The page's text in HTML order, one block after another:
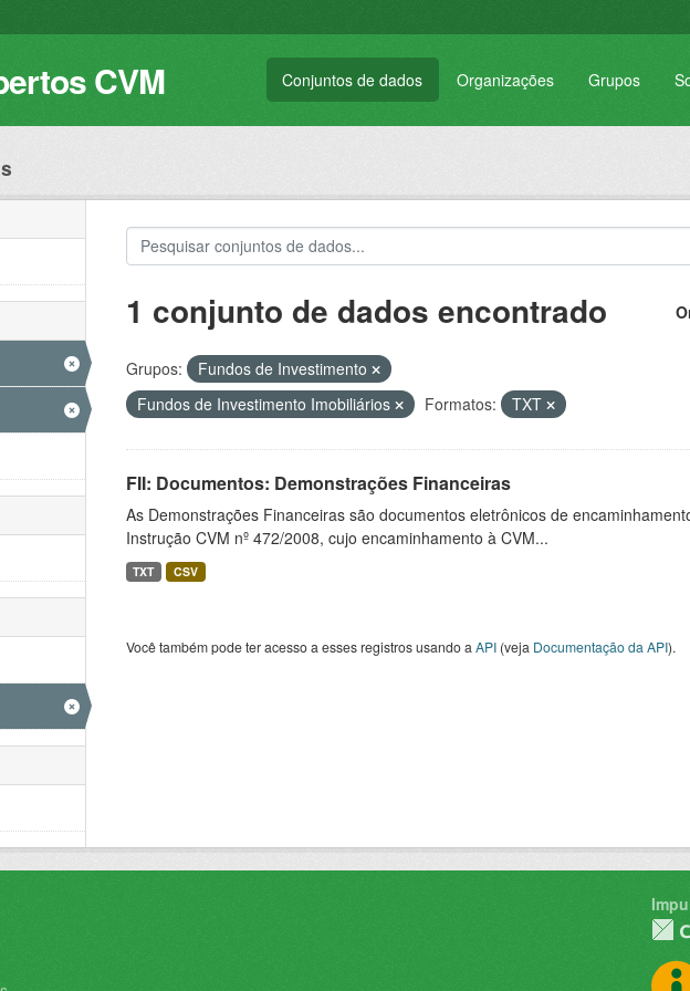
CVM Conjuntos de dados Organizações Grupos
1 conjunto de dados encontrado
Grupos:
Fundos de Investimento
Fundos de Investimento Imobiliários
Formatos: TXT
FII: Documentos: Demonstrações Financeiras
As Demonstrações Financeiras são documentos eletrônicos de
Instrução CVM nº 472/2008, cujo encaminhamento à CVM...
TXT CSV
Você também pode ter acesso a esses registros usando a API(veja Documentação da API).